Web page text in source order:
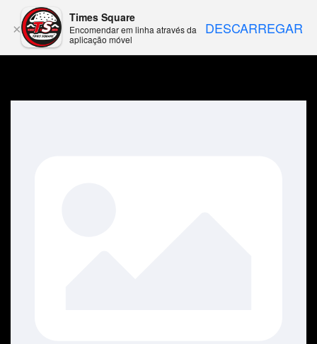
×
Times Square
Encomendar em linha através da
aplicação móvel
DESCARREGAR